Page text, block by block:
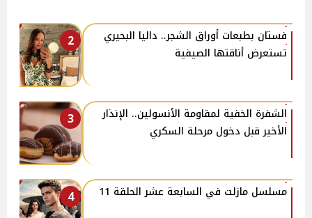
2
فستان بطبعات أوراق الشجر.. داليا البحيري
تستعرض أناقتها الصيفية
3
الشفرة الخفية لمقاومة الأنسولين.. الإنذار
الأخير قبل دخول مرحلة السكري
4 مسلسل مازلت في السابعة عشر الحلقة 11